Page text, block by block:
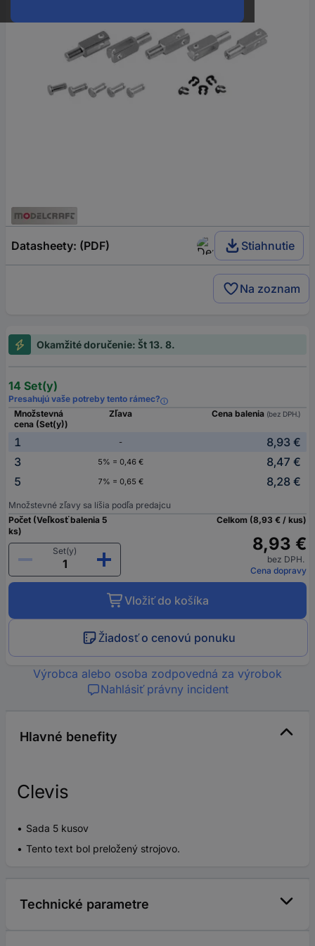
Datasheety: (PDF) Stiahnutie
Na zoznam
Okamžité doručenie: Št 13. 8.
14 Set(y)
Presahujú vaše potreby tento rámec?
Množstevná
cena (Set(y))
Zľava Cena balenia (bez DPH.)
1 -
8,93 €
3
5% = 0,46 €
8,47 €
5
7% = 0,65 € 8,28 €
Množstevné zľavy sa líšia podľa predajcu
Počet (Veľkosť balenia 5
ks)
Set(y)
Celkom (8,93 € / kus)
8,93 €
bez DPH.
Cena dopravy
Vložiť do košíka
Žiadosť o cenovú ponuku
Výrobca alebo osoba zodpovedná za výrobok
Nahlásiť právny incident
Hlavné benefity
Clevis
Sada 5 kusov
Tento text bol preložený strojovo.
Technické parametre